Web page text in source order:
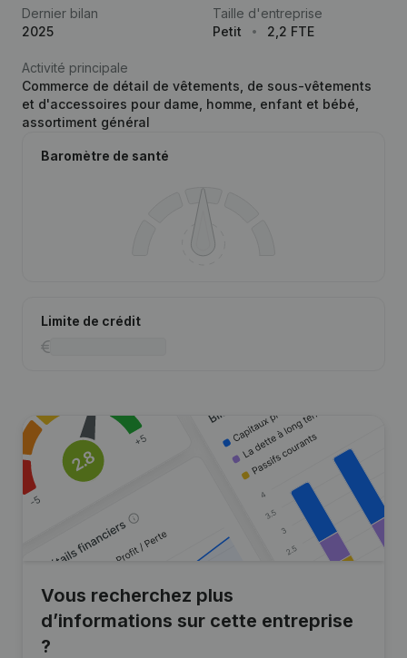
Dernier bilan
2025
Taille d'entreprise
Petit
2,2 FTE
Activité principale
Commerce de détail de vêtements, de sous-vêtements
et d'accessoires pour dame, homme, enfant et bébé,
assortiment général
Baromètre de santé
Limite de crédit
Vous recherchez plus
d’informations sur cette entreprise
?